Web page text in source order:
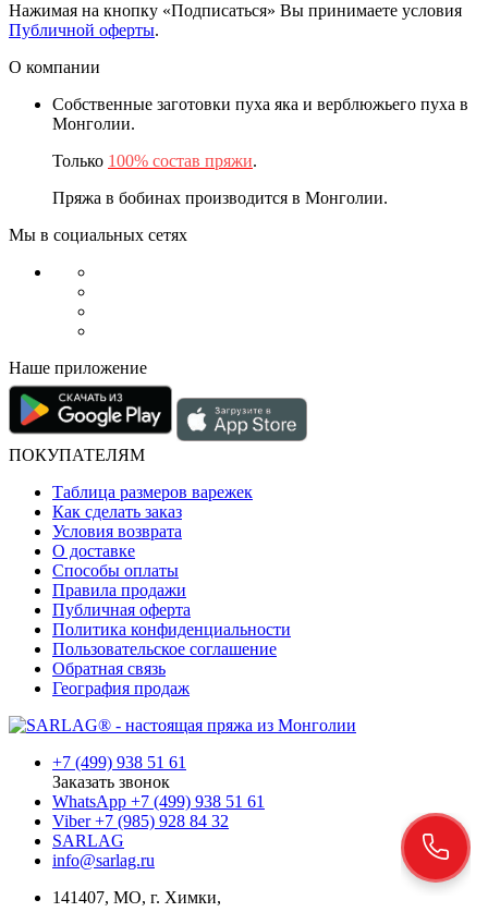
Нажимая на кнопку «Подписаться» Вы принимаете условия
Публичной оферты.
О компании
Собственные заготовки пуха яка и верблюжьего пуха в
Монголии.
Только 100% состав пряжи.
Пряжа в бобинах производится в Монголии.
Мы в социальных сетях
Наше приложение
ПОКУПАТЕЛЯМ
Таблица размеров варежек
Как сделать заказ
Условия возврата
О доставке
Способы оплаты
Правила продажи
Публичная оферта
Политика конфиденциальности
Пользовательское соглашение
Обратная связь
География продаж
+7 (499) 938 51 61
Заказать звонок
WhatsApp +7 (499) 938 51 61
Viber +7 (985) 928 84 32
SARLAG
info@sarlag.ru
141407, МО, г. Химки,